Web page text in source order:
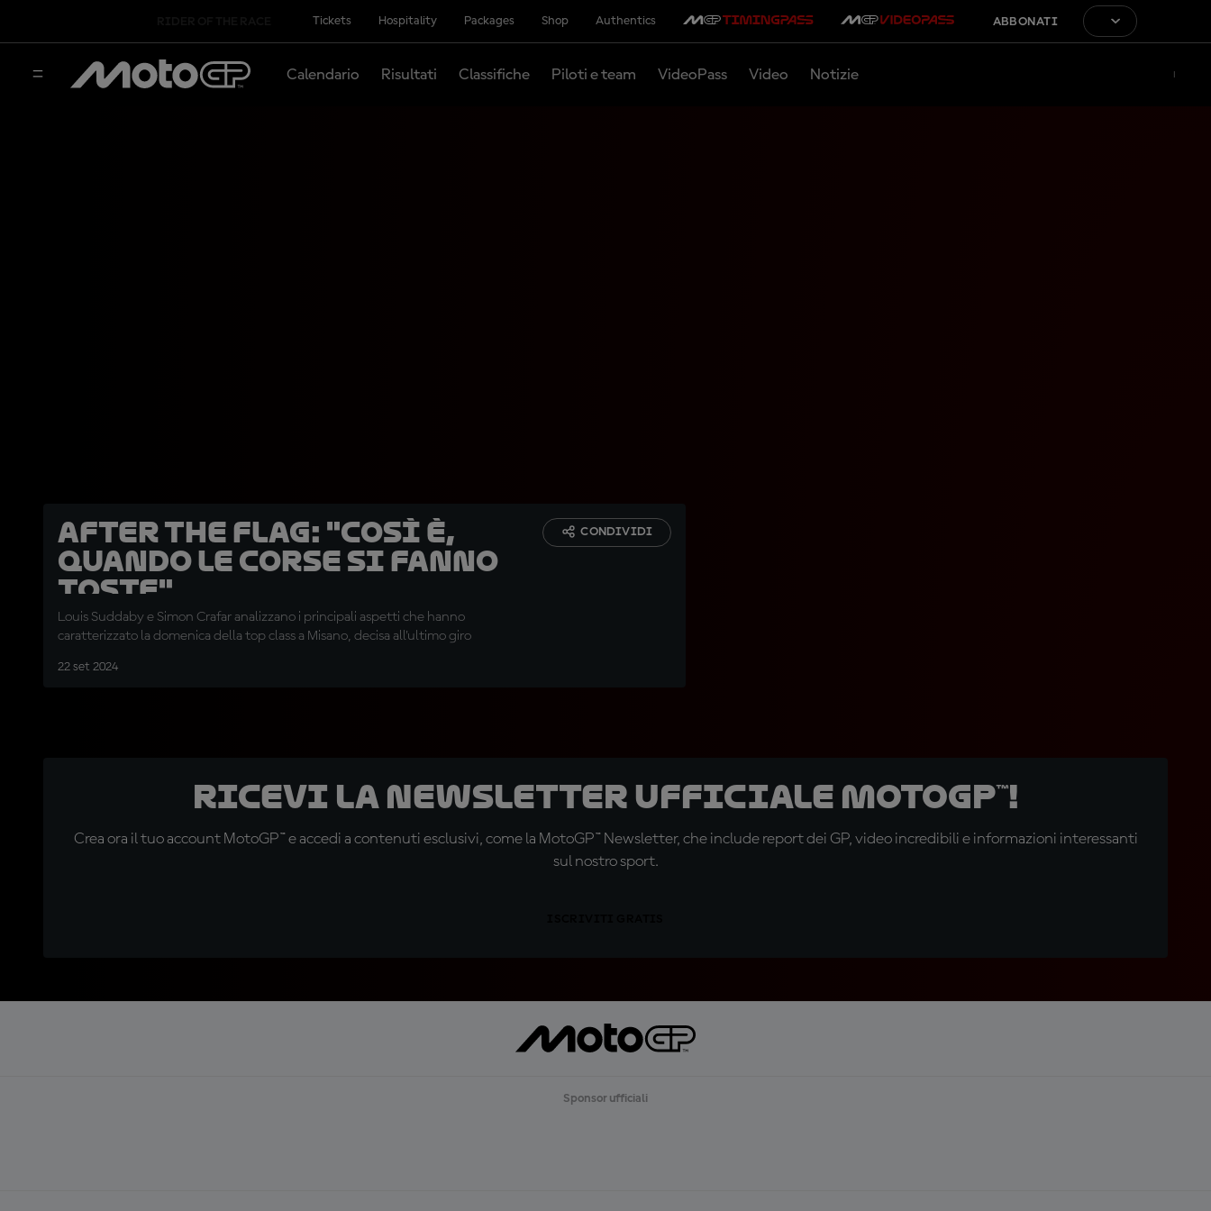
Tickets Hospitality Packages Shop Authentics ABBONATI
Calendario Risultati Classifiche Piloti e team VideoPass Video Notizie
After the Flag: "Così è,
quando le corse si fanno
toste"
Louis Suddaby e Simon Crafar analizzano i principali aspetti che hanno
caratterizzato la domenica della top class a Misano, decisa all'ultimo giro
22 set 2024
CONDIVIDI
Ricevi la newsletter ufficiale MotoGP™!
Crea ora il tuo account MotoGP™ e accedi a contenuti esclusivi, come la MotoGP™ Newsletter, che include report dei GP, video incredibili e informazioni interessanti
sul nostro sport.
Sponsor ufficiali